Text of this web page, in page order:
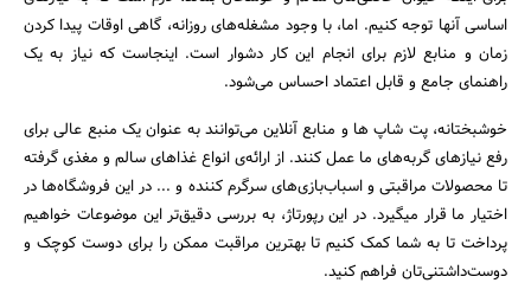
اساسی آنها توجه کنیم. اما، با وجود مشغله‌های روزانه، گاهی اوقات پیدا کردن
زمان و منابع لازم برای انجام این کار دشوار است. اینجاست که نیاز به یک
راهنمای جامع و قابل اعتماد احساس می‌شود.
خوشبختانه، پت شاپ ها و منابع آنلاین می‌توانند به عنوان یک منبع عالی برای
رفع نیازهای گربه‌های ما عمل کنند. از ارائه‌ی انواع غذاهای سالم و مغذی گرفته
تا محصولات مراقبتی و اسباب‌بازی‌های سرگرم کننده و ... در این فروشگاه‌ها در
اختیار ما قرار میگیرد. در این رپورتاژ، به بررسی دقیق‌تر این موضوعات خواهیم
پرداخت تا به شما کمک کنیم تا بهترین مراقبت ممکن را برای دوست کوچک و
دوست‌داشتنی‌تان فراهم کنید.